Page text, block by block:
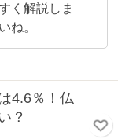
く解説しま
ね。
4.6％！仏
？